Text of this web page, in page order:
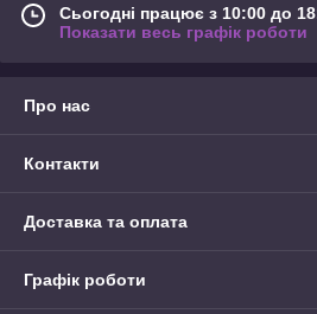
Сьогодні працює з 10:00 до
Показати весь графік роботи
Про нас
Контакти
Доставка та оплата
Графік роботи